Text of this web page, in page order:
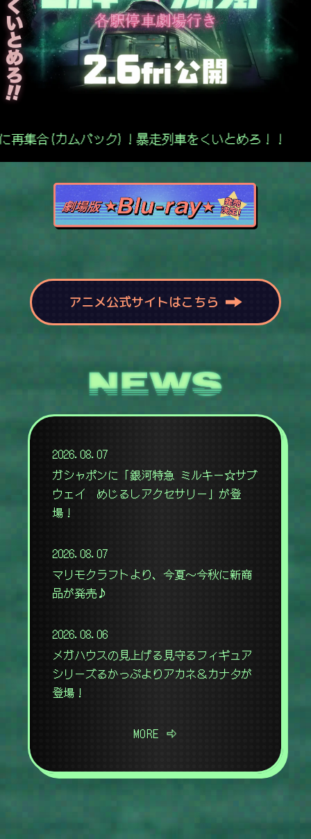
辺、劇場に再集合(カムバック)！暴走列車をくいと
アニメ公式サイトはこちら
2026.08.07
ガシャポンに「銀河特急 ミルキー☆サブ
ウェイ めじるしアクセサリー」が登
場！
2026.08.07
マリモクラフトより、今夏～今秋に新商
品が発売♪
2026.08.06
メガハウスの見上げる見守るフィギュア
シリーズるかっぷよりアカネ＆カナタが
登場！
MORE ⇨